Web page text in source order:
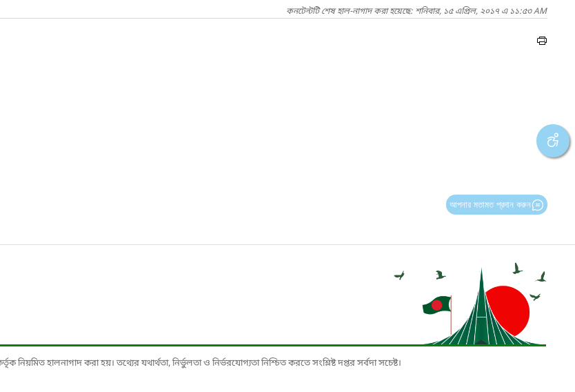
কনটেন্টটি শেষ হাল-নাগাদ করা হয়েছে: শনিবার, ১৫ এপ্রিল, ২০১৭ এ ১১:৫৩ AM
আপনার মতামত প্রদান করুন
নিয়মিত হালনাগাদ করা হয়। তথ্যের যথার্থতা, নির্ভুলতা ও নির্ভরযোগ্যতা নিশ্চিত করতে সংশ্লিষ্ট দপ্তর সর্বদা সচেষ্ট।